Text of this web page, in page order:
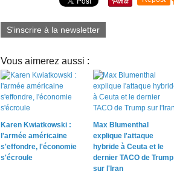
S'inscrire à la newsletter
Vous aimerez aussi :
Karen Kwiatkowski :
l'armée américaine
s'effondre, l'économie
s'écroule
Max Blumenthal
explique l'attaque
hybride à Ceuta et le
dernier TACO de Trump
sur l'Iran